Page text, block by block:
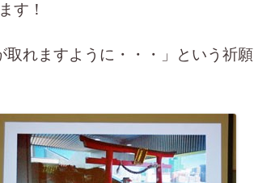
す！
れますように・・・」という祈願